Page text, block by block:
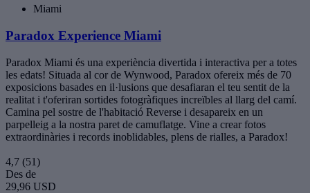
Miami
Paradox Experience Miami
Paradox Miami és una experiència divertida i interactiva per a totes
les edats! Situada al cor de Wynwood, Paradox ofereix més de 70
exposicions basades en il·lusions que desafiaran el teu sentit de la
realitat i t'oferiran sortides fotogràfiques increïbles al llarg del camí.
Camina pel sostre de l'habitació Reverse i desapareix en un
parpelleig a la nostra paret de camuflatge. Vine a crear fotos
extraordinàries i records inoblidables, plens de rialles, a Paradox!
4,7 (51)
Des de
29,96 USD